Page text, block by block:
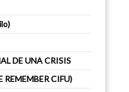
DE UNA CRISIS
REMEMBER CIFU)